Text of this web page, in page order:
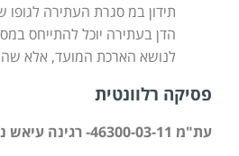
תידון במ סגרת העתירה
הדן בעתירה יוכל להתייחס
לנושא הארכת המועד, אלא
פסיקה רלוונטית
עת"מ 46300-03-11- רגינה עיאש נגד עירית חיפה